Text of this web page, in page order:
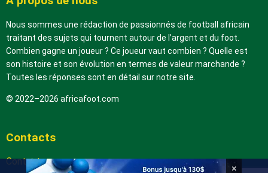
Nous sommes une rédaction de passionnés de football africain
traitant des sujets qui tournent autour de l’argent et du foot.
Combien gagne un joueur ? Ce joueur vaut combien ? Quelle est
son histoire et son évolution en termes de valeur marchande ?
Toutes les réponses sont en détail sur notre site.
© 2022–2026 africafoot.com
Contacts
Contactez-nous ×